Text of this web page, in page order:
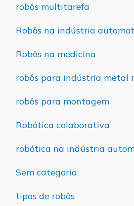
robôs multitarefa
Robôs na indústria
Robôs na medicina
robôs para indústria metal
robôs para montagem
Robótica colaborativa
robótica na indústria
Sem categoria
tipos de robôs